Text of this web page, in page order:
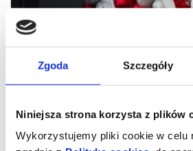
Zgoda Szczegóły
Niniejsza strona korzysta z plików
Wykorzystujemy pliki cookie w celu
Florian Zeller